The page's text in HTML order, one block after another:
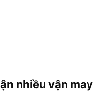
nhiều vận may